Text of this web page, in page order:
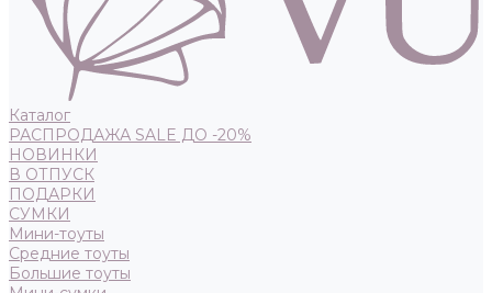
Каталог
РАСПРОДАЖА SALE ДО -20%
НОВИНКИ
В ОТПУСК
ПОДАРКИ
СУМКИ
Мини-тоуты
Средние тоуты
Большие тоуты